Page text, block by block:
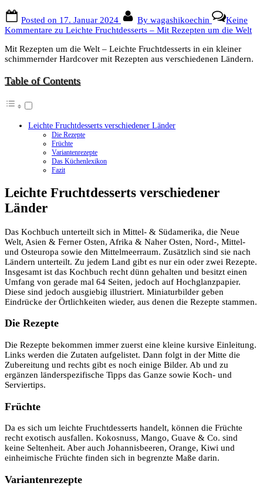
Posted on 17. Januar 2024 By wagashikoechin
Keine
Kommentare zu Leichte Fruchtdesserts – Mit Rezepten um die Welt
Mit Rezepten um die Welt – Leichte Fruchtdesserts in ein kleiner
schimmernder Hardcover mit Rezepten aus verschiedenen Ländern.
Table of Contents
Leichte Fruchtdesserts verschiedener Länder
Die Rezepte
Früchte
Variantenrezepte
Das Küchenlexikon
Fazit
Leichte Fruchtdesserts verschiedener
Länder
Das Kochbuch unterteilt sich in Mittel- & Südamerika, die Neue
Welt, Asien & Ferner Osten, Afrika & Naher Osten, Nord-, Mittel-
und Osteuropa sowie den Mittelmeerraum. Zusätzlich sind sie nach
Ländern unterteilt. Zu jedem Land gibt es nur ein oder zwei Rezepte.
Insgesamt ist das Kochbuch recht dünn gehalten und besitzt einen
Umfang von gerade mal 64 Seiten, jedoch auf Hochglanzpapier.
Diese sind jedoch ausgiebig illustriert. Miniaturbilder geben
Eindrücke der Örtlichkeiten wieder, aus denen die Rezepte stammen.
Die Rezepte
Die Rezepte bekommen immer zuerst eine kleine kursive Einleitung.
Links werden die Zutaten aufgelistet. Dann folgt in der Mitte die
Zubereitung und rechts gibt es noch einige Bilder. Ab und zu
ergänzen länderspezifische Tipps das Ganze sowie Koch- und
Serviertips.
Früchte
Da es sich um leichte Fruchtdesserts handelt, können die Früchte
recht exotisch ausfallen. Kokosnuss, Mango, Guave & Co. sind
keine Seltenheit. Aber auch Johannisbeeren, Orange, Kiwi und
einheimische Früchte finden sich in begrenzte Maße darin.
Variantenrezepte